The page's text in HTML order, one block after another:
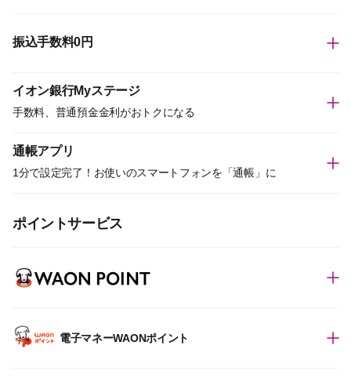
振込手数料0円
イオン銀行Myステージ
手数料、普通預金金利がおトクになる
通帳アプリ
1分で設定完了！お使いのスマートフォンを「通帳」に
ポイントサービス
電子マネーWAONポイント